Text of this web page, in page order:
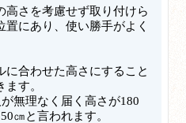
高さを考慮せず取り付けら
にあり、使い勝手がよく
に合わせた高さにすること
す。
無理なく届く高さが180
㎝と言われます。